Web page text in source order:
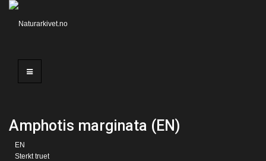
Amphotis marginata (EN)
EN
Sterkt truet